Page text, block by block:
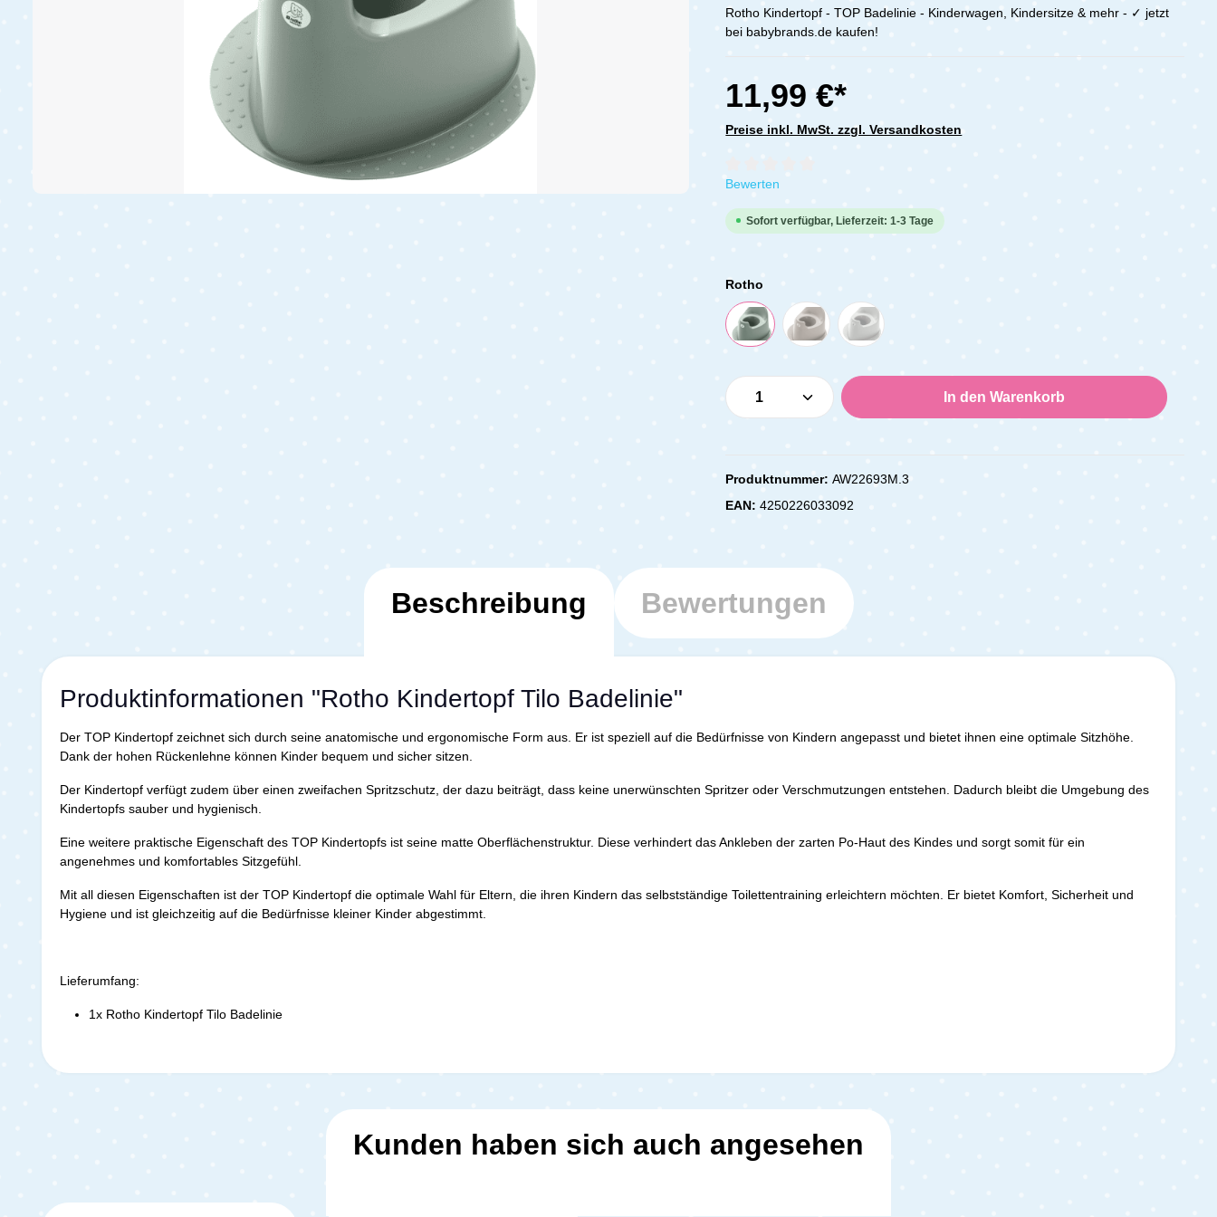
Rotho Kindertopf - TOP Badelinie - Kinderwagen, Kindersitze & mehr - ✓ jetzt
bei babybrands.de kaufen!
11,99 €*
Preise inkl. MwSt. zzgl. Versandkosten
Durchschnittliche Bewertung von 0 von 5 Sternen
Bewerten
Sofort verfügbar, Lieferzeit: 1-3 Tage
Rotho
Produkt Anzahl: Gib den gewünschten Wert ein
In den Warenkorb
Produktnummer:AW22693M.3
EAN:4250226033092
Beschreibung Bewertungen
Produktinformationen "Rotho Kindertopf Tilo Badelinie"
Der TOP Kindertopf zeichnet sich durch seine anatomische und ergonomische Form aus. Er ist speziell auf die Bedürfnisse von Kindern angepasst und bietet ihnen eine optimale Sitzhöhe.
Dank der hohen Rückenlehne können Kinder bequem und sicher sitzen.
Der Kindertopf verfügt zudem über einen zweifachen Spritzschutz, der dazu beiträgt, dass keine unerwünschten Spritzer oder Verschmutzungen entstehen. Dadurch bleibt die Umgebung des
Kindertopfs sauber und hygienisch.
Eine weitere praktische Eigenschaft des TOP Kindertopfs ist seine matte Oberflächenstruktur. Diese verhindert das Ankleben der zarten Po-Haut des Kindes und sorgt somit für ein
angenehmes und komfortables Sitzgefühl.
Mit all diesen Eigenschaften ist der TOP Kindertopf die optimale Wahl für Eltern, die ihren Kindern das selbstständige Toilettentraining erleichtern möchten. Er bietet Komfort, Sicherheit und
Hygiene und ist gleichzeitig auf die Bedürfnisse kleiner Kinder abgestimmt.
Lieferumfang:
1x Rotho Kindertopf Tilo Badelinie
Kunden haben sich auch angesehen